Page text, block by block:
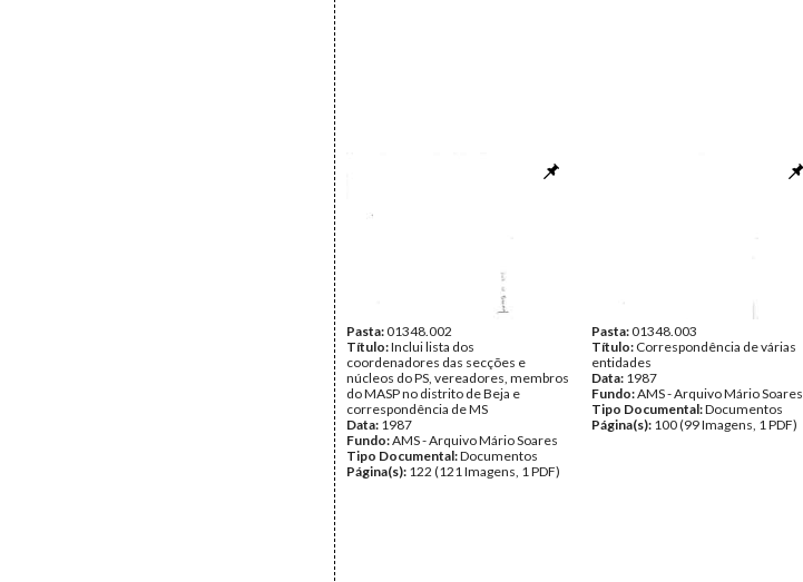
Pasta:01348.002
Título:Inclui lista dos
coordenadores das secções e
núcleos do PS, vereadores, membros
do MASP no distrito de Beja e
correspondência de MS
Data: 1987
Fundo:AMS - Arquivo Mário Soares
Tipo Documental:Documentos
Página(s): 122 (121 Imagens, 1 PDF)
Pasta:01348.003
Título: Correspondência de várias
entidades
Data: 1987
Fundo:AMS - Arquivo Mário Soares
Tipo Documental:Documentos
Página(s): 100 (99 Imagens, 1 PDF)